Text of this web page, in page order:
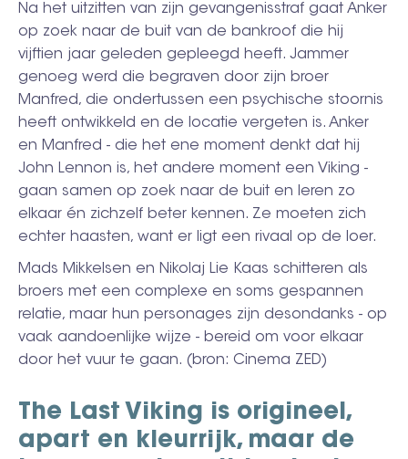
Na het uitzitten van zijn gevangenisstraf gaat Anker
op zoek naar de buit van de bankroof die hij
vijftien jaar geleden gepleegd heeft. Jammer
genoeg werd die begraven door zijn broer
Manfred, die ondertussen een psychische stoornis
heeft ontwikkeld en de locatie vergeten is. Anker
en Manfred - die het ene moment denkt dat hij
John Lennon is, het andere moment een Viking -
gaan samen op zoek naar de buit en leren zo
elkaar én zichzelf beter kennen. Ze moeten zich
echter haasten, want er ligt een rivaal op de loer.
Mads Mikkelsen en Nikolaj Lie Kaas schitteren als
broers met een complexe en soms gespannen
relatie, maar hun personages zijn desondanks - op
vaak aandoenlijke wijze - bereid om voor elkaar
door het vuur te gaan. (bron: Cinema ZED)
The Last Viking is origineel,
apart en kleurrijk, maar de